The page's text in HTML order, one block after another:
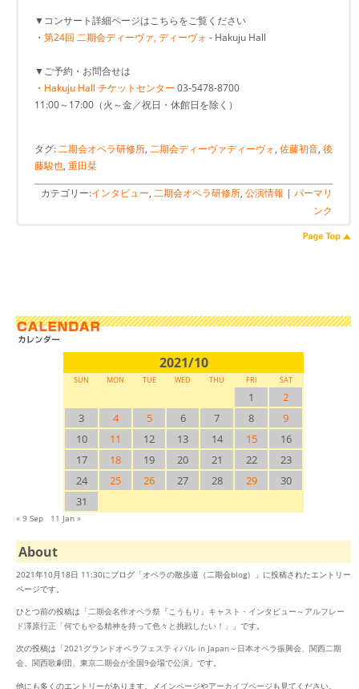
▼コンサート詳細ページはこちらをご覧ください
・ 第24回 二期会ディーヴァ, ディーヴォ - Hakuju Hall
▼ご予約・お問合せは
・ Hakuju Hall チケットセンター 03-5478-8700
11:00～17:00（火～金／祝日・休館日を除く）
タグ:二期会オペラ研修所, 二期会ディーヴァディーヴォ, 佐藤初音, 後
藤駿也, 重田栞
カテゴリー:インタビュー, 二期会オペラ研修所, 公演情報 | パーマリ
ンク
2021/10
SUN MON TUE WED THU FRI SAT
1
2
3
4 5 6 7 8
9
10
11 12 13 14 15
16
17
18 19 20 21 22
23
24
25 26 27 28 29
30
31
« 9 Sep 11 Jan »
About
2021年10月18日 11:30にブログ「オペラの散歩道（二期会blog）」に投稿されたエントリー
ページです。
ひとつ前の投稿は「二期会名作オペラ祭『こうもり』キャスト・インタビュー～アルフレー
ド澤原行正「何でもやる精神を持って色々と挑戦したい！」
」です。
次の投稿は「2021グランドオペラフェスティバル in Japan～日本オペラ振興会、関西二期
会、関西歌劇団、東京二期会が全国9会場で公演 」です。
他にも多くのエントリーがあります。 メインページやアーカイブページ も見てください。